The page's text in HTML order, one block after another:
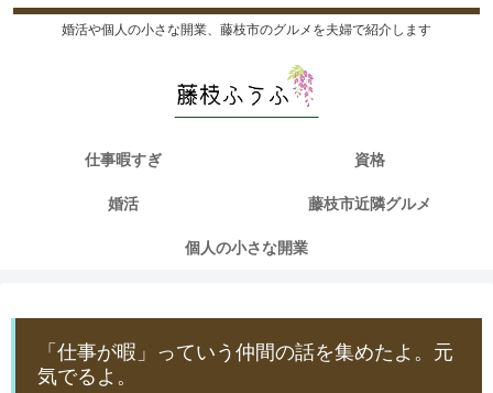
婚活や個人の小さな開業、藤枝市のグルメを夫婦で紹介します
仕事暇すぎ 資格
婚活 藤枝市近隣グルメ
個人の小さな開業
「仕事が暇」っていう仲間の話を集めたよ。元
気でるよ。